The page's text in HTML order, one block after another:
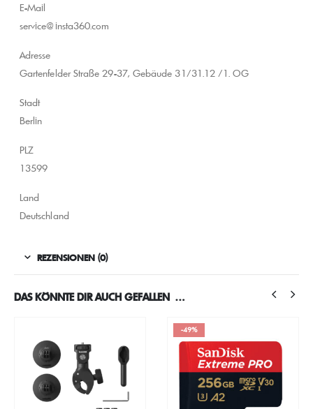
E-Mail
service@insta360.com
Adresse
Gartenfelder Straße 29-37, Gebäude 31/31.12 /1. OG
Stadt
Berlin
PLZ
13599
Land
Deutschland
REZENSIONEN (0)
DAS KÖNNTE DIR AUCH GEFALLEN …
-49%